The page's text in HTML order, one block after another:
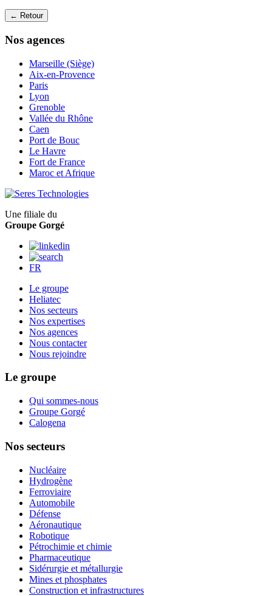
← Retour
Nos agences
Marseille (Siège)
Aix-en-Provence
Paris
Lyon
Grenoble
Vallée du Rhône
Caen
Port de Bouc
Le Havre
Fort de France
Maroc et Afrique
Une filiale du
Groupe Gorgé
FR
Le groupe
Heliatec
Nos secteurs
Nos expertises
Nos agences
Nous contacter
Nous rejoindre
Le groupe
Qui sommes-nous
Groupe Gorgé
Calogena
Nos secteurs
Nucléaire
Hydrogène
Ferroviaire
Automobile
Défense
Aéronautique
Robotique
Pétrochimie et chimie
Pharmaceutique
Sidérurgie et métallurgie
Mines et phosphates
Construction et infrastructures